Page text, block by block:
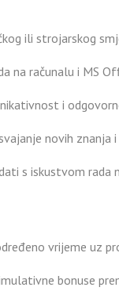
ili strojarskog
na računalu i MS
i
novih znanja
s iskustvom rada
vrijeme uz
bonuse